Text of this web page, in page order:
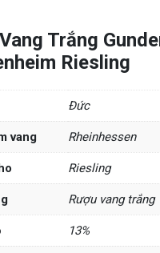
Trắng
Riesling
Đức
vang Rheinhessen
Riesling
Rượu vang trắng
13%